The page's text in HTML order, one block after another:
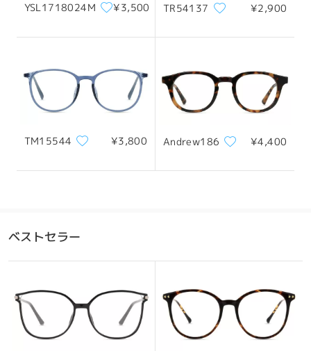
YSL1718024M ¥3,500 TR54137 ¥2,900
TM15544 ¥3,800 Andrew186 ¥4,400
ベストセラー